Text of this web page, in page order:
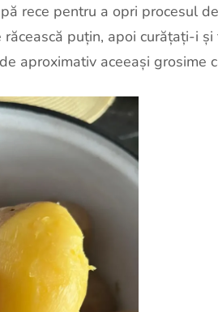
rece pentru a opri procesul
răcească puțin, apoi curățați-i
aproximativ aceeași grosime